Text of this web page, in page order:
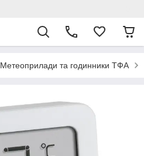
Метеоприлади та годинники ТФА